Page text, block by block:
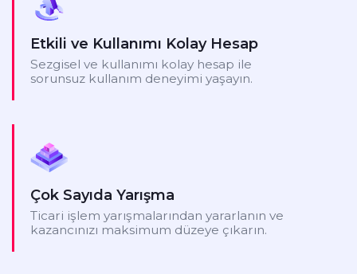
Etkili ve Kullanımı Kolay Hesap
Sezgisel ve kullanımı kolay hesap ile
sorunsuz kullanım deneyimi yaşayın.
Çok Sayıda Yarışma
Ticari işlem yarışmalarından yararlanın ve
kazancınızı maksimum düzeye çıkarın.